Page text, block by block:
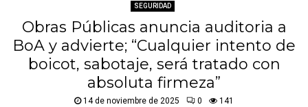
SEGURIDAD
Obras Públicas anuncia auditoria a
BoA y advierte; “Cualquier intento de
boicot, sabotaje, será tratado con
absoluta firmeza”
14 de noviembre de 2025 0 141